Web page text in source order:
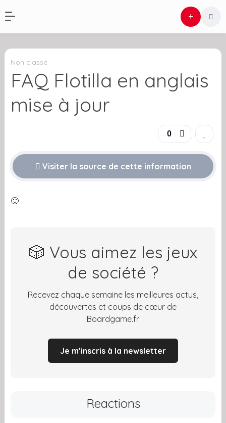
Non classé
FAQ Flotilla en anglais
mise à jour
0
Visiter la source de cette information
🙂
🎲 Vous aimez les jeux
de société ?
Recevez chaque semaine les meilleures actus,
découvertes et coups de cœur de
Boardgame.fr.
Je m’inscris à la newsletter
Reactions